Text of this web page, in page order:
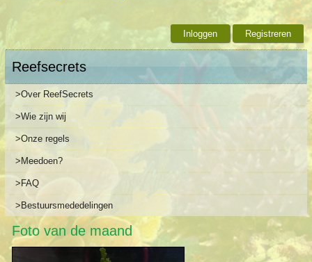
Inloggen Registreren
Reefsecrets
>Over ReefSecrets
>Wie zijn wij
>Onze regels
>Meedoen?
>FAQ
>Bestuursmededelingen
Foto van de maand